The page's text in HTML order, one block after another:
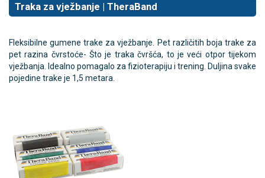
Traka za vježbanje | TheraBand
Fleksibilne gumene trake za vježbanje. Pet različitih boja trake za
pet razina čvrstoće- Što je traka čvršća, to je veći otpor tijekom
vježbanja. Idealno pomagalo za fizioterapiju i trening. Duljina svake
pojedine trake je 1,5 metara.